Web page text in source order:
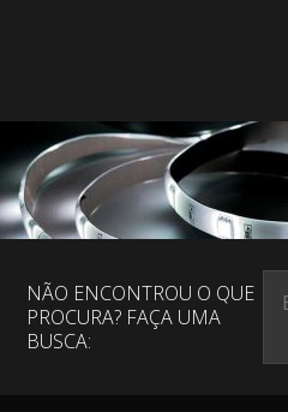
NÃO ENCONTROU O QUE
PROCURA? FAÇA UMA
BUSCA: